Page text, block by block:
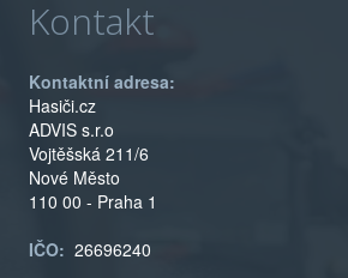
Kontakt
Kontaktní adresa:
Hasiči.cz
ADVIS s.r.o
Vojtěšská 211/6
Nové Město
110 00 - Praha 1
IČO: 26696240